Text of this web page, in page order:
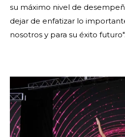
su máximo nivel de
dejar de enfatizar lo
nosotros y para su éxito futuro".